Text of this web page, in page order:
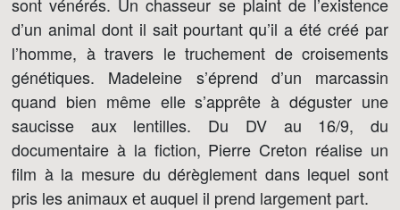
d’un animal dont il sait pourtant qu’il a été créé par
l’homme, à travers le truchement de croisements
génétiques. Madeleine s’éprend d’un marcassin
quand bien même elle s’apprête à déguster une
saucisse aux lentilles. Du DV au 16/9, du
documentaire à la fiction, Pierre Creton réalise un
film à la mesure du dérèglement dans lequel sont
pris les animaux et auquel il prend largement part.